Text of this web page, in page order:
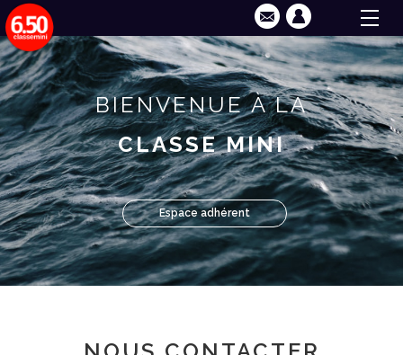
BIENVENUE À LA
CLASSE MINI
Espace adhérent